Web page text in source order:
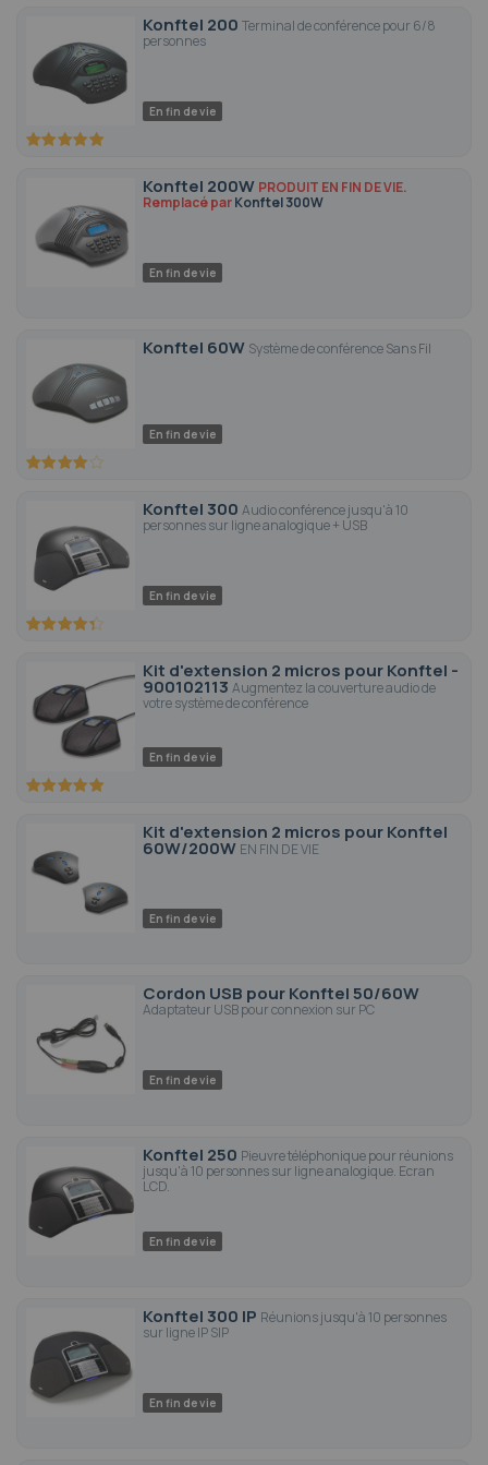
Konftel 200 Terminal de conférence pour 6/8
personnes
100 100
En fin de vie
Konftel 200W PRODUIT EN FIN DE VIE.
Remplacé parKonftel 300W
En fin de vie
Konftel 60W Système de conférence Sans Fil
80 100
En fin de vie
Konftel 300 Audio conférence jusqu'à 10
personnes sur ligne analogique + USB
86.6100
En fin de vie
Kit d'extension 2 micros pour Konftel -
900102113 Augmentez la couverture audio de
votre système de conférence
100 100
En fin de vie
Kit d'extension 2 micros pour Konftel
60W/200W EN FIN DE VIE
En fin de vie
Cordon USB pour Konftel 50/60W
Adaptateur USB pour connexion sur PC
En fin de vie
Konftel 250 Pieuvre téléphonique pour réunions
jusqu'à 10 personnes sur ligne analogique. Ecran
LCD.
En fin de vie
Konftel 300 IP Réunions jusqu'à 10 personnes
sur ligne IP SIP
En fin de vie